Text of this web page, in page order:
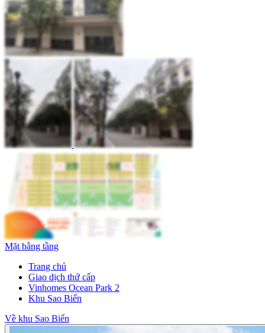
Mặt bằng tầng
Trang chủ
Giao dịch thứ cấp
Vinhomes Ocean Park 2
Khu Sao Biển
Về khu Sao Biển